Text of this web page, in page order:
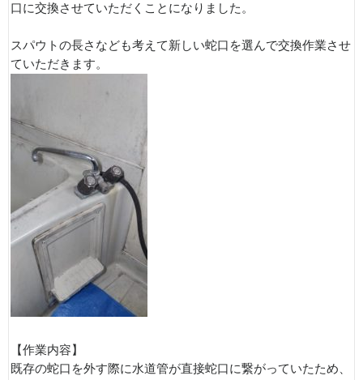
口に交換させていただくことになりました。
スパウトの長さなども考えて新しい蛇口を選んで交換作業させ
ていただきます。
【作業内容】
既存の蛇口を外す際に水道管が直接蛇口に繋がっていたため、